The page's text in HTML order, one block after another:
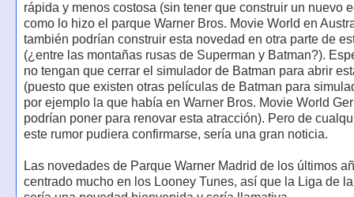
rápida y menos costosa (sin tener que construir un nuevo
como lo hizo el parque Warner Bros. Movie World en
también podrían construir esta novedad en otra parte de
(¿entre las montañas rusas de Superman y Batman?).
no tengan que cerrar el simulador de Batman para abrir
(puesto que existen otras películas de Batman para
por ejemplo la que había en Warner Bros. Movie World
podrían poner para renovar esta atracción). Pero de
este rumor pudiera confirmarse, sería una gran noticia.
Las novedades de Parque Warner Madrid de los últimos
centrado mucho en los Looney Tunes, así que la Liga de